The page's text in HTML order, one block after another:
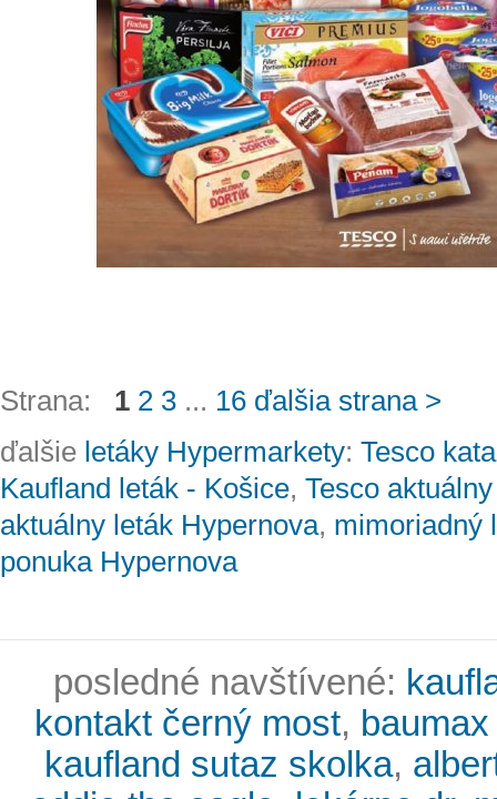
Strana: 1 2 3 ... 16 ďalšia strana >
ďalšie letáky Hypermarkety: Tesco
Kaufland leták - Košice, Tesco
aktuálny leták Hypernova, mimoriadný
ponuka Hypernova
posledné navštívené:
kontakt černý most,
kaufland sutaz skolka,